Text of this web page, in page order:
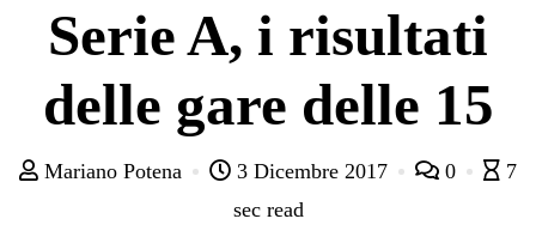
Serie A, i risultati
delle gare delle 15
Mariano Potena 3 Dicembre 2017 0
7
sec read